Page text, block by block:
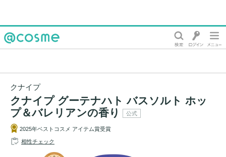
クナイプ
クナイプ グーテナハト バスソルト ホッ
プ＆バレリアンの香り
公式
2025年ベストコスメ アイテム賞受賞
相性チェック